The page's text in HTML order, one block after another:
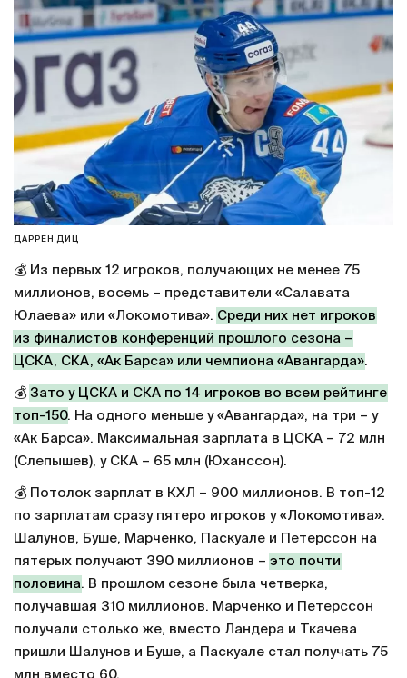
ДАРРЕН ДИЦ
💰 Из первых 12 игроков, получающих не менее 75
миллионов, восемь – представители «Салавата
Юлаева» или «Локомотива». Среди них нет игроков
из финалистов конференций прошлого сезона –
ЦСКА, СКА, «Ак Барса» или чемпиона «Авангарда».
💰 Зато у ЦСКА и СКА по 14 игроков во всем рейтинге
топ-150. На одного меньше у «Авангарда», на три – у
«Ак Барса». Максимальная зарплата в ЦСКА – 72 млн
(Слепышев), у СКА – 65 млн (Юханссон).
💰 Потолок зарплат в КХЛ – 900 миллионов. В топ-12
по зарплатам сразу пятеро игроков у «Локомотива».
Шалунов, Буше, Марченко, Паскуале и Петерссон на
пятерых получают 390 миллионов – это почти
половина. В прошлом сезоне была четверка,
получавшая 310 миллионов. Марченко и Петерссон
получали столько же, вместо Ландера и Ткачева
пришли Шалунов и Буше, а Паскуале стал получать 75
млн вместо 60.